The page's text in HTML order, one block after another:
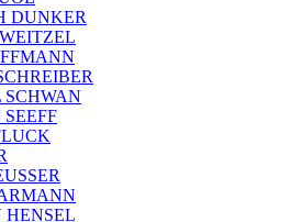
DUNKER
HENSEL